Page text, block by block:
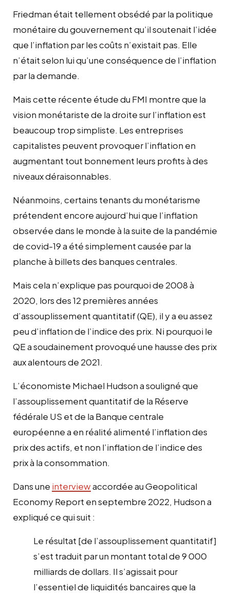
Friedman était tellement obsédé par la politique
monétaire du gouvernement qu’il soutenait l’idée
que l’inflation par les coûts n’existait pas. Elle
n’était selon lui qu’une conséquence de l’inflation
par la demande.
Mais cette récente étude du FMI montre que la
vision monétariste de la droite sur l’inflation est
beaucoup trop simpliste. Les entreprises
capitalistes peuvent provoquer l’inflation en
augmentant tout bonnement leurs profits à des
niveaux déraisonnables.
Néanmoins, certains tenants du monétarisme
prétendent encore aujourd’hui que l’inflation
observée dans le monde à la suite de la pandémie
de covid-19 a été simplement causée par la
planche à billets des banques centrales.
Mais cela n’explique pas pourquoi de 2008 à
2020, lors des 12 premières années
d’assouplissement quantitatif (QE), il y a eu assez
peu d’inflation de l’indice des prix. Ni pourquoi le
QE a soudainement provoqué une hausse des prix
aux alentours de 2021.
L’économiste Michael Hudson a souligné que
l’assouplissement quantitatif de la Réserve
fédérale US et de la Banque centrale
européenne a en réalité alimenté l’inflation des
prix des actifs, et non l’inflation de l’indice des
prix à la consommation.
Dans une interviewaccordée au Geopolitical
Economy Report en septembre 2022, Hudson a
expliqué ce qui suit :
Le résultat [de l’assouplissement quantitatif]
s’est traduit par un montant total de 9 000
milliards de dollars. Il s’agissait pour
l’essentiel de liquidités bancaires que la